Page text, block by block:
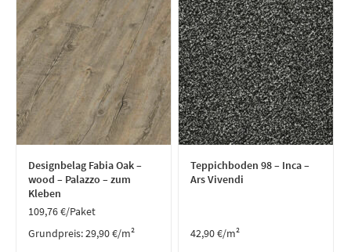
Designbelag Fabia Oak –
wood – Palazzo – zum
Kleben
109,76€/Paket
Grundpreis:29,90€/m²
Teppichboden 98 – Inca –
Ars Vivendi
42,90€/m²